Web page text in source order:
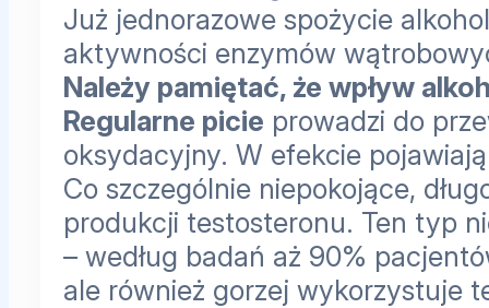
Już jednorazowe spożycie
aktywności enzymów
Należy pamiętać, że wpływ
Regularne picie prowadzi do
oksydacyjny. W efekcie
Co szczególnie niepokojące,
produkcji testosteronu. Ten typ
– według badań aż 90%
ale również gorzej wykorzystuje